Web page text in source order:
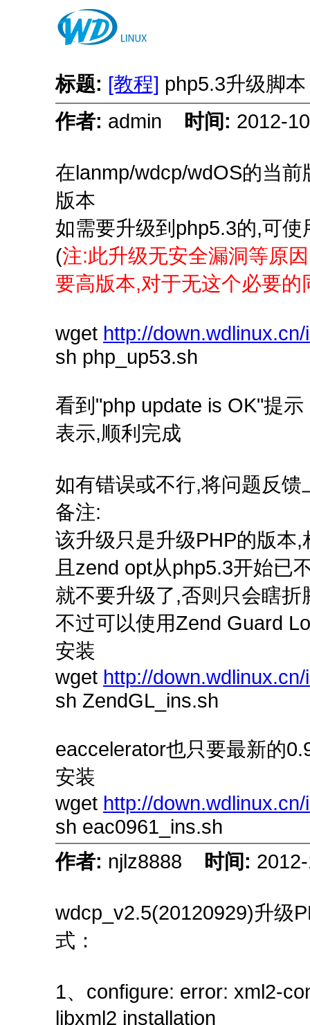
标题: [教程] php5.3升级脚
作者: admin 时间: 2012-
在lanmp/wdcp/wdOS的当
版本
如需要升级到php5.3的,可使
(注:此升级无安全漏洞等原
要高版本,对于无这个必要的
wget http://
sh php_up53.sh
看到"php update is OK"提示
表示,顺利完成
如有错误或不行,将问题反馈
备注:
该升级只是升级PHP的版本
且zend opt从php5.3开始已
就不要升级了,否则只会瞎折
不过可以使用Zend Guard
安装
wget http://
sh ZendGL_ins.sh
eaccelerator也只要最新的
安装
wget http://
sh eac0961_ins.sh
作者: njlz8888 时间:
wdcp_v2.5(20120929)升级
式：
1、configure: error: xml2-
libxml2 installation